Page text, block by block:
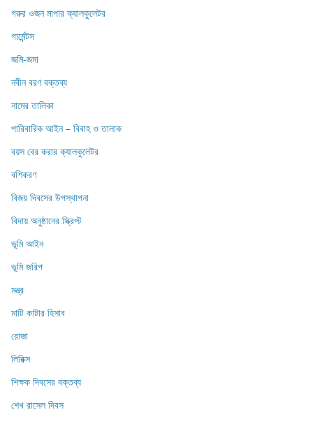
গরুর ওজন মাপার ক্যালকুলেটর
গার্মেন্টস
জমি-জমা
নবীন বরণ বক্তব্য
নামের তালিকা
পারিবারিক আইন – বিবাহ ও তালাক
বয়স বের করার ক্যালকুলেটর
বশিকরণ
বিজয় দিবসের উপস্থাপনা
বিদায় অনুষ্ঠানের স্ক্রিপ্ট
ভূমি আইন
ভূমি জরিপ
মন্ত্র
মাটি কাটার হিসাব
রোজা
লিরিক্স
শিক্ষক দিবসের বক্তব্য
শেখ রাসেল দিবস